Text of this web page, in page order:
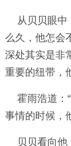
从贝贝眼中
么久，他怎会
深处其实是非
重要的纽带，
霍雨浩道：“
事情的时候，
贝贝看向他